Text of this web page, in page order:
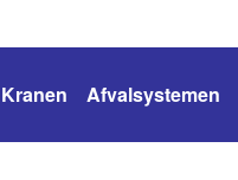
Kranen Afvalsystemen